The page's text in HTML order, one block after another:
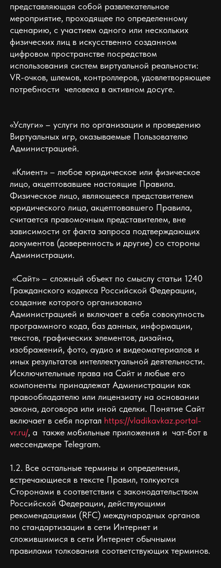
представляющая собой развлекательное
мероприятие, проходящее по определенному
сценарию, с участием одного или нескольких
физических лиц в искусственно созданном
цифровом пространстве посредством
использования систем виртуальной реальности:
VR-очков, шлемов, контроллеров, удовлетворяющее
потребности человека в активном досуге.
«Услуги» – услуги по организации и проведению
Виртуальных игр, оказываемые Пользователю
Администрацией.
«Клиент» – любое юридическое или физическое
лицо, акцептовавшее настоящие Правила.
Физическое лицо, являющееся представителем
юридического лица, акцептовавшего Правила,
считается правомочным представителем, вне
зависимости от факта запроса подтверждающих
документов (доверенность и другие) со стороны
Администрации.
«Сайт» – сложный объект по смыслу статьи 1240
Гражданского кодекса Российской Федерации,
создание которого организовано
Администрацией и включает в себя совокупность
программного кода, баз данных, информации,
текстов, графических элементов, дизайна,
изображений, фото, аудио и видеоматериалов и
иных результатов интеллектуальной деятельности.
Исключительные права на Сайт и любые его
компоненты принадлежат Администрации как
правообладателю или лицензиату на основании
закона, договора или иной сделки. Понятие Сайт
включает в себя портал https://vladikavkaz.portal-
vr.ru/, а также мобильные приложения и чат-бот в
мессенджере Telegram.
1.2. Все остальные термины и определения,
встречающиеся в тексте Правил, толкуются
Сторонами в соответствии с законодательством
Российской Федерации, действующими
рекомендациями (RFC) международных органов
по стандартизации в сети Интернет и
сложившимися в сети Интернет обычными
правилами толкования соответствующих терминов.